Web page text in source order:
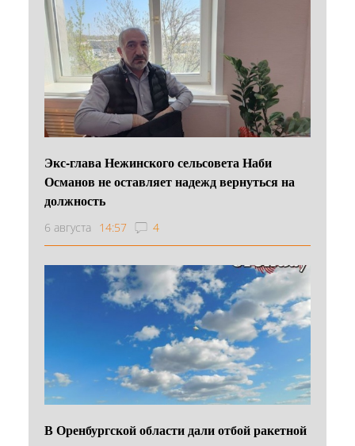
Экс-глава Нежинского сельсовета Наби
Османов не оставляет надежд вернуться на
должность
6 августа 14:57 4
В Оренбургской области дали отбой ракетной